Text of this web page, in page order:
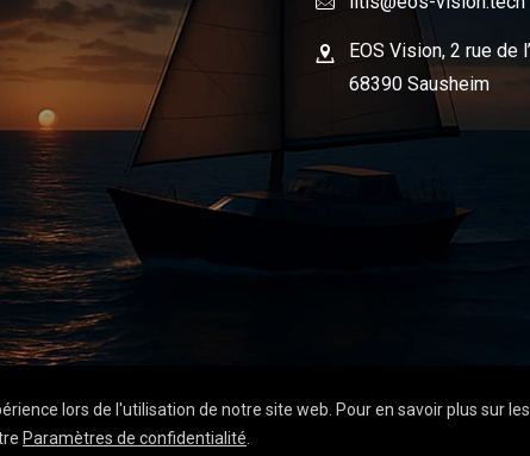
EOS Vision, 2 rue de
68390 Sausheim
à Sausheim
lors de l'utilisation de notre site web. Pour en savoir plus sur
Paramètres de confidentialité